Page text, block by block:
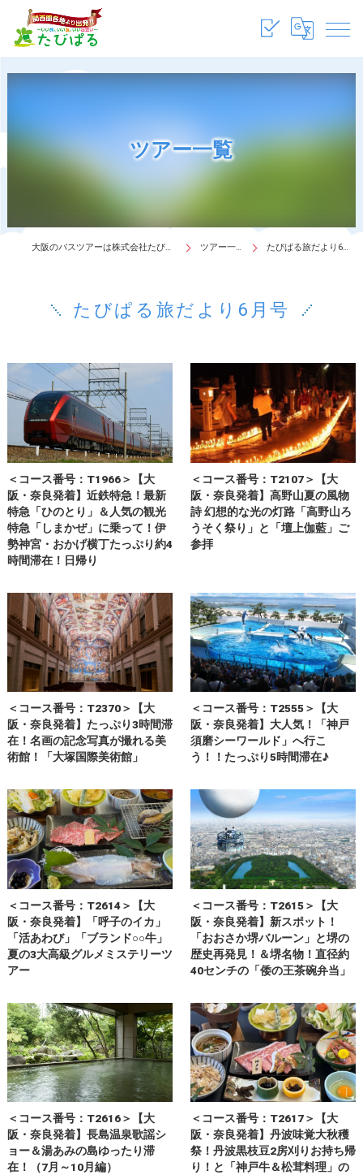
ツアー一覧
大阪のバスツアーは株式会社たびぱる ツアー一覧 たびぱる旅だより6月号
たびぱる旅だより6月号
＜コース番号：T1966＞【大
阪・奈良発着】近鉄特急！最新
特急「ひのとり」＆人気の観光
特急「しまかぜ」に乗って！伊
勢神宮・おかげ横丁たっぷり約4
時間滞在！日帰り
＜コース番号：T2107＞【大
阪・奈良発着】高野山夏の風物
詩 幻想的な光の灯路「高野山ろ
うそく祭り」と「壇上伽藍」ご
参拝
＜コース番号：T2370＞【大
阪・奈良発着】たっぷり3時間滞
在！名画の記念写真が撮れる美
術館！「大塚国際美術館」
＜コース番号：T2555＞【大
阪・奈良発着】大人気！「神戸
須磨シーワールド」へ行こ
う！！たっぷり5時間滞在♪
＜コース番号：T2614＞【大
阪・奈良発着】「呼子のイカ」
「活あわび」「ブランド○○牛」
夏の3大高級グルメミステリーツ
アー
＜コース番号：T2615＞【大
阪・奈良発着】新スポット！
「おおさか堺バルーン」と堺の
歴史再発見！＆堺名物！直径約
40センチの「倭の王茶碗弁当」
＜コース番号：T2616＞【大
阪・奈良発着】長島温泉歌謡シ
ョー＆湯あみの島ゆったり滞
在！（7月～10月編）
＜コース番号：T2617＞【大
阪・奈良発着】丹波味覚大秋穫
祭！丹波黒枝豆2房刈りお持ち帰
り！と「神戸牛＆松茸料理」の